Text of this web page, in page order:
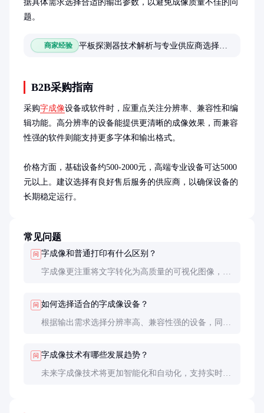
据具体需求选择合适的输出参数，以避免成像质量不佳的问
题。
商家经验
B2B采购指南
采购字成像设备或软件时，应重点关注分辨率、兼容性和编
辑功能。高分辨率的设备能提供更清晰的成像效果，而兼容
性强的软件则能支持更多字体和输出格式。
价格方面，基础设备约500-2000元，高端专业设备可达5000
元以上。建议选择有良好售后服务的供应商，以确保设备的
长期稳定运行。
常见问题
问 字成像和普通打印有什么区别？
字成像更注重将文字转化为高质量的可视化图像，支
问 如何选择适合的字成像设备？
根据输出需求选择分辨率高、兼容性强的设备，同时
问 字成像技术有哪些发展趋势？
未来字成像技术将更加智能化和自动化，支持实时编